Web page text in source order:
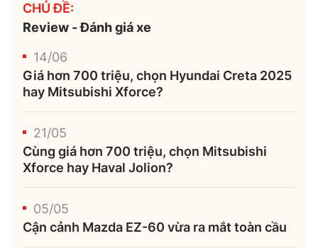
CHỦ ĐỀ:
Review - Đánh giá xe
14/06
Giá hơn 700 triệu, chọn Hyundai Creta 2025
hay Mitsubishi Xforce?
21/05
Cùng giá hơn 700 triệu, chọn Mitsubishi
Xforce hay Haval Jolion?
05/05
Cận cảnh Mazda EZ-60 vừa ra mắt toàn cầu